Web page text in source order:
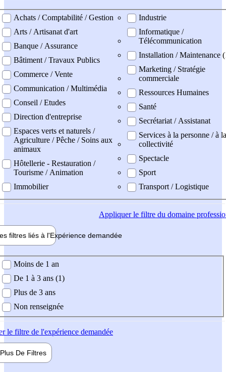
professionel
Achats / Comptabilité / Gestion
Arts / Artisanat d'art
Banque / Assurance
Bâtiment / Travaux Publics
Commerce / Vente
Communication / Multimédia
Conseil / Etudes
Direction d'entreprise
Espaces verts et naturels /
Agriculture / Pêche / Soins aux
animaux
Hôtellerie - Restauration /
Tourisme / Animation
Immobilier
Industrie
Informatique /
Télécommunication
Installation / Maintenance
Marketing / Stratégie
commerciale
Ressources Humaines
Santé
Secrétariat / Assistanat
Services à la personne / à la
collectivité
Spectacle
Sport
Transport / Logistique
Appliquerle filtre du domaine
filtres liés à l'Expérience demandée
demandée
Moins de 1 an
De 1 à 3 ans (1)
Plus de 3 ans
Non renseignée
le filtre de l'expérience demandée
Plus De Filtres